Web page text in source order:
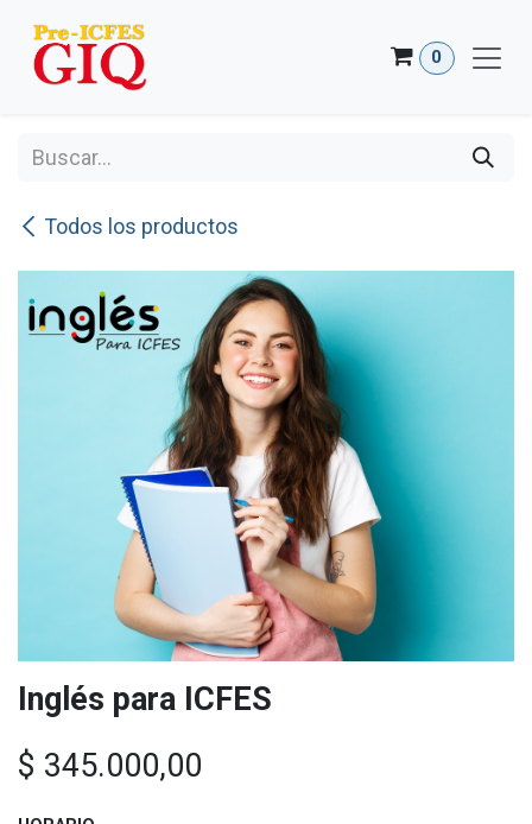
0
Todos los productos
Inglés para ICFES
$ 345.000,00